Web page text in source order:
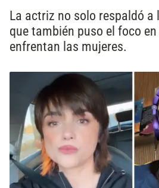
La actriz no solo respaldó a
que también puso el foco
enfrentan las mujeres.